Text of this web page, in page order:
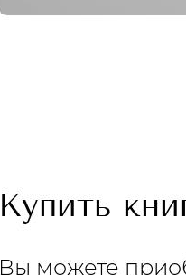
Купить
Вы можете